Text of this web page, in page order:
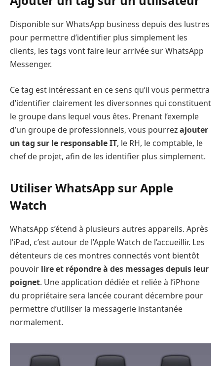
Disponible sur WhatsApp business depuis des lustres
pour permettre d’identifier plus simplement les
clients, les tags vont faire leur arrivée sur WhatsApp
Messenger.
Ce tag est intéressant en ce sens qu’il vous permettra
d’identifier clairement les diversonnes qui constituent
le groupe dans lequel vous êtes. Prenant l’exemple
d’un groupe de professionnels, vous pourrezajouter
un tag sur le responsable IT, le RH, le comptable, le
chef de projet, afin de les identifier plus simplement.
Utiliser WhatsApp sur Apple
Watch
WhatsApp s’étend à plusieurs autres appareils. Après
l’iPad, c’est autour de l’Apple Watch de l’accueillir. Les
détenteurs de ces montres connectés vont bientôt
pouvoir lire et répondre à des messages depuis leur
poignet. Une application dédiée et reliée à l’iPhone
du propriétaire sera lancée courant décembre pour
permettre d’utiliser la messagerie instantanée
normalement.